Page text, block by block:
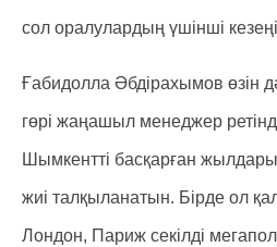
сол оралулардың үшінші
Ғабидолла Әбдірахымов өзін
гөрі жаңашыл менеджер
Шымкентті басқарған
жиі талқыланатын. Бірде ол
Лондон, Париж секілді